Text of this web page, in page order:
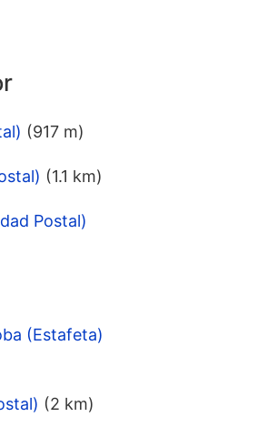
(917 m)
(1.1 km)
Postal)
(Estafeta)
(2 km)